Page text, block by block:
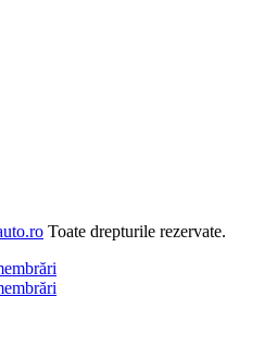
Toate drepturile rezervate.